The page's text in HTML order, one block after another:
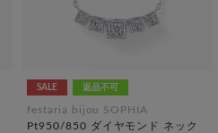
SALE 返品不可
festaria bijou SOPHIA
Pt950/850 ダイヤモンド ネック